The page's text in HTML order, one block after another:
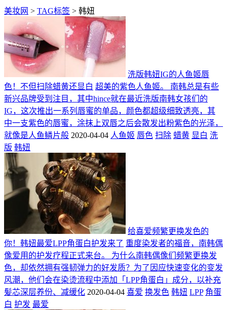
美妆网 > TAG标签 > 韩妞
洗版韩妞IG的人鱼姬唇
色！不但扫除蜡黄还显白 超美的紫色人鱼姬。 南韩总是有些
新兴品牌受到注目，其中hince就在最近洗版南韩女孩们的
IG，这次推出一系列唇蜜的单品，颜色都超级细致透亮，其
中一支紫色的唇蜜，涂抹上双唇之后会散发出粉紫色的光泽，
就像是人鱼鳞片般 2020-04-04 人鱼姬 唇色 扫除 蜡黄 显白 洗
版 韩妞
给喜爱频繁更换发色的
你！韩妞最爱LPP角蛋白护发来了 重度染发者的福音，南韩偶
像爱用的护发疗程正式来台。 为什么南韩偶像们频繁更换发
色，却依然拥有强韧弹力的好发质？为了因应快速变化的变发
风潮，他们会在染烫流程中添加「LPP角蛋白」成分，以补充
髪芯深层养份、减缓化 2020-04-04 喜爱 换发色 韩妞 LPP 角蛋
白 护发 最爱